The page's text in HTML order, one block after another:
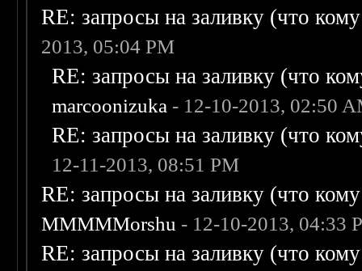
RE: запросы на заливку (что
2013, 05:04 PM
RE: запросы на заливку (что
marcoonizuka - 12-10-2013, 02:50
RE: запросы на заливку (что
12-11-2013, 08:51 PM
RE: запросы на заливку (что
MMMMMorshu - 12-10-2013, 04:33
RE: запросы на заливку (что